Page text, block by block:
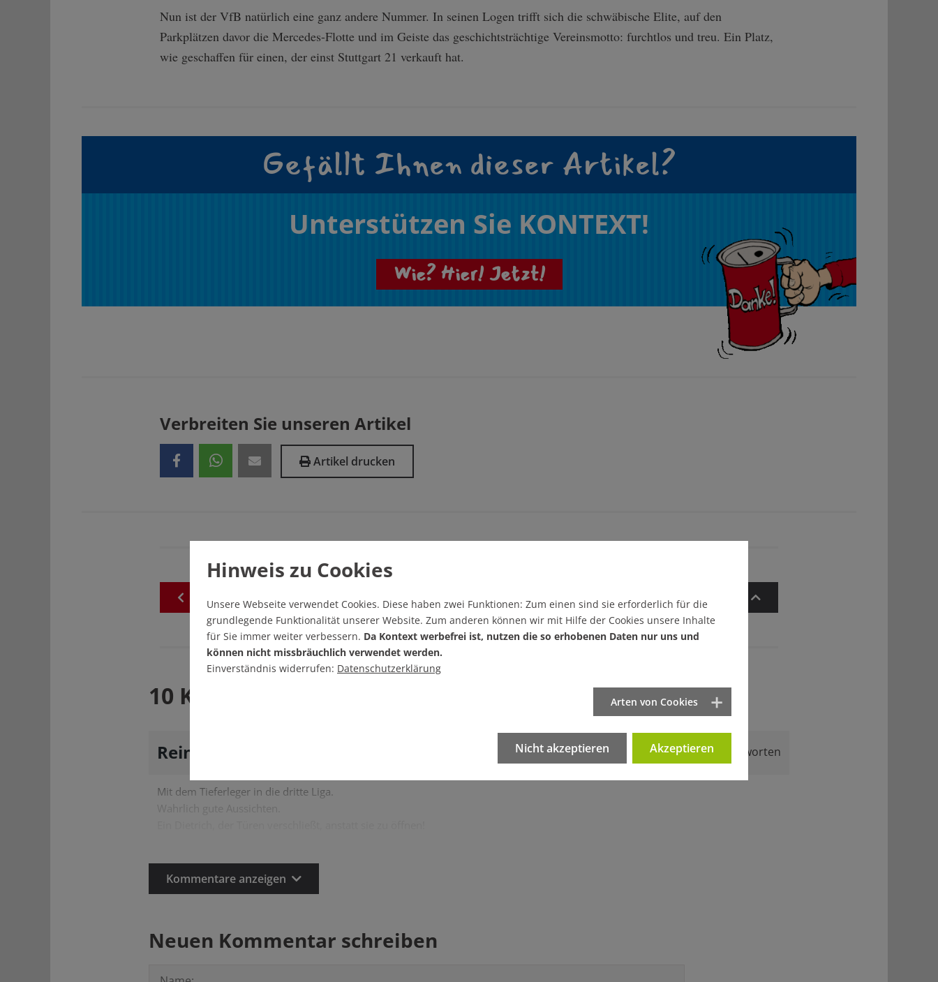
Nun ist der VfB natürlich eine ganz andere Nummer. In seinen Logen trifft sich die schwäbische Elite, auf den
Parkplätzen davor die Mercedes-Flotte und im Geiste das geschichtsträchtige Vereinsmotto: furchtlos und treu. Ein Platz,
wie geschaffen für einen, der einst Stuttgart 21 verkauft hat.
Gefällt Ihnen dieser Artikel?
Unterstützen Sie KONTEXT!
Wie? Hier! Jetzt!
Verbreiten Sie unseren Artikel
Artikel drucken
zurück zurakuellen Ausgabe/Startseite Zum Artikelanfang
10 Kommentare verfügbar
Reiner Hofmann Antworten
Mit dem Tieferleger in die dritte Liga.
Wahrlich gute Aussichten.
Kommentare anzeigen
Neuen Kommentar schreiben
Hinweis zu Cookies
Unsere Webseite verwendet Cookies. Diese haben zwei Funktionen: Zum einen sind sie erforderlich für die
grundlegende Funktionalität unserer Website. Zum anderen können wir mit Hilfe der Cookies unsere Inhalte
für Sie immer weiter verbessern. Da Kontext werbefrei ist, nutzen die so erhobenen Daten nur uns und
können nicht missbräuchlich verwendet werden.
Einverständnis widerrufen: Datenschutzerklärung
Arten von Cookies
Nicht akzeptieren Akzeptieren